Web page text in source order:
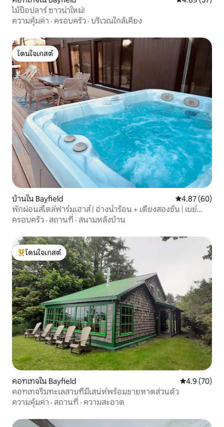
ไม้ป็อปลาร์ ซาวน่าใหม่!
ความคุ้มค่า · ครอบครัว · บริเวณใกล้เคียง
โดนใจเกสต์
โดนใจเกสต์
บ้านใน Bayfield คะแนนเฉลี่ย
4.87 (60)
พักผ่อนสไตล์ฟาร์มเฮาส์ | อ่างน้ำร้อน + เตียงสองชั้น | เบย์
ฟิลด์
ครอบครัว · สถานที่ · สนามหลังบ้าน
โดนใจเกสต์ที่สุด
โดนใจเกสต์
คอทเทจใน Bayfield คะแนนเฉลี่ย
4.9 (70)
คอทเทจริมทะเลสาบที่มีเสน่ห์พร้อมชายหาดส่วนตัว
ความคุ้มค่า · สถานที่ · ความสะอาด